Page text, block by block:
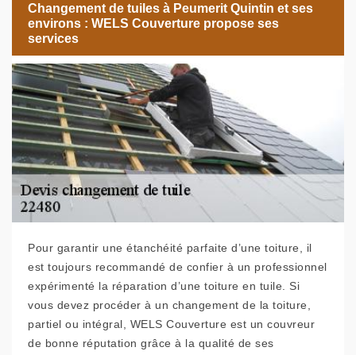
Changement de tuiles à Peumerit Quintin et ses
environs : WELS Couverture propose ses
services
Pour garantir une étanchéité parfaite d’une toiture, il
est toujours recommandé de confier à un professionnel
expérimenté la réparation d’une toiture en tuile. Si
vous devez procéder à un changement de la toiture,
partiel ou intégral, WELS Couverture est un couvreur
de bonne réputation grâce à la qualité de ses